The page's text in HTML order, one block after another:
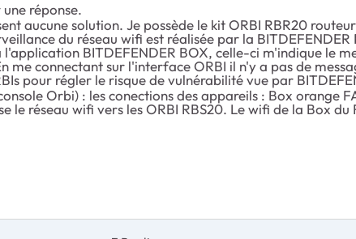
réponse.
aucune solution. Je possède le kit ORBI RBR20
du réseau wifi est réalisée par la
BITDEFENDER BOX, celle-ci m'indique le
me connectant sur l'interface ORBI il n'y a pas de
pour régler le risque de vulnérabilité vue par
Orbi) : les conections des appareils : Box orange
le réseau wifi vers les ORBI RBS20. Le wifi de la Box